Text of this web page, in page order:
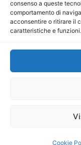
consenso a queste
comportamento di
acconsentire o ritirare il
caratteristiche e funzioni.
Cookie
Direttore
Mercurio
iscritta al
Sito gestito da